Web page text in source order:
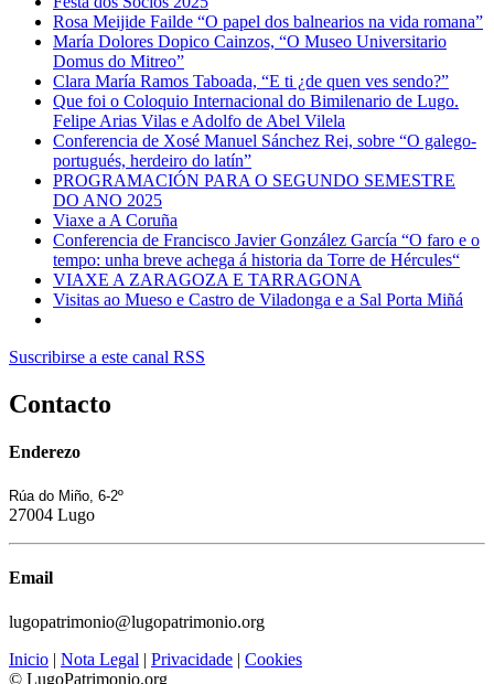
Rosa Meijide Failde “O papel dos balnearios na vida romana”
María Dolores Dopico Cainzos, “O Museo Universitario
Domus do Mitreo”
Clara María Ramos Taboada, “E ti ¿de quen ves sendo?”
Que foi o Coloquio Internacional do Bimilenario de Lugo.
Felipe Arias Vilas e Adolfo de Abel Vilela
Conferencia de Xosé Manuel Sánchez Rei, sobre “O galego-
portugués, herdeiro do latín”
PROGRAMACIÓN PARA O SEGUNDO SEMESTRE
DO ANO 2025
Viaxe a A Coruña
Conferencia de Francisco Javier González García “O faro e o
tempo: unha breve achega á historia da Torre de Hércules“
VIAXE A ZARAGOZA E TARRAGONA
Visitas ao Mueso e Castro de Viladonga e a Sal Porta Miñá
Suscribirse a este canal RSS
Contacto
Enderezo
Rúa do Miño, 6-2º
27004 Lugo
Email
lugopatrimonio@lugopatrimonio.org
Inicio | Nota Legal | Privacidade | Cookies
© LugoPatrimonio.org